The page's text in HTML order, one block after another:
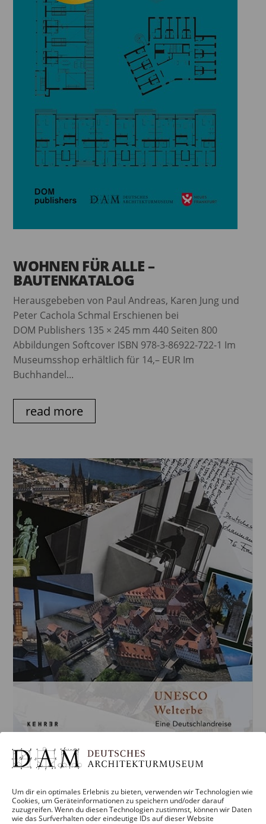
Um dir ein optimales Erlebnis zu bieten, verwenden wir Technologien wie
Cookies, um Geräteinformationen zu speichern und/oder darauf
zuzugreifen. Wenn du diesen Technologien zustimmst, können wir Daten
wie das Surfverhalten oder eindeutige IDs auf dieser Website
WOHNEN FÜR ALLE –
BAUTENKATALOG
Herausgebeben von Paul Andreas, Karen Jung und
Peter Cachola Schmal Erschienen bei
DOM Publishers 135 × 245 mm 440 Seiten 800
Abbildungen Softcover ISBN 978-3-86922-722-1 Im
Museumsshop erhältlich für 14,– EUR Im
Buchhandel...
read more